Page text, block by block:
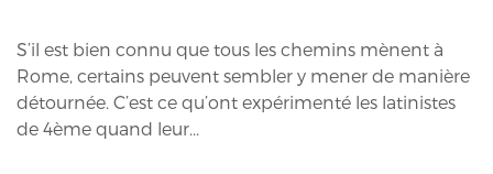
S’il est bien connu que tous les chemins mènent à
Rome, certains peuvent sembler y mener de manière
détournée. C’est ce qu’ont expérimenté les latinistes
de 4ème quand leur...